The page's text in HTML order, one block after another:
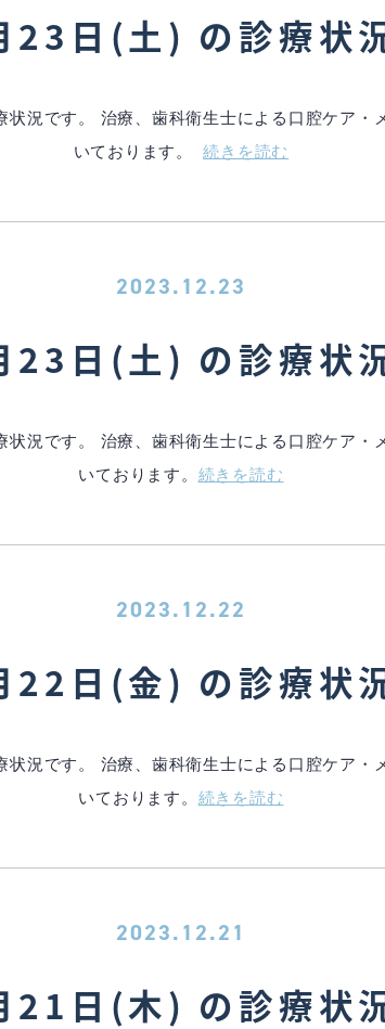
日(土) の診療状況
況です。 治療、歯科衛生士による口腔ケア・
いております。続きを読む
2023.12.23
日(土) の診療状況
況です。 治療、歯科衛生士による口腔ケア・
いております。 続きを読む
2023.12.22
日(金) の診療状況
況です。 治療、歯科衛生士による口腔ケア・
いております。 続きを読む
2023.12.21
日(木) の診療状況